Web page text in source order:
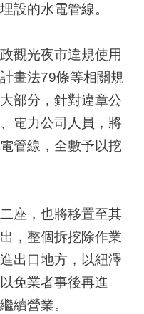
設的水電管線。
觀光夜市違規使用
畫法79條等相關規
部分，針對違章公
電力公司人員，將
管線，全數予以挖
座，也將移置至其
，整個拆挖除作業
出口地方，以紐澤
免業者事後再進
續營業。